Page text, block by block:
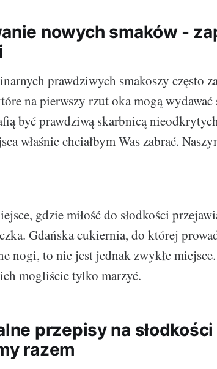
nowych smaków -
prawdziwych smakoszy często
na pierwszy rzut oka mogą wydawać
być prawdziwą skarbnicą
właśnie chciałbym Was zabrać.
gdzie miłość do słodkości
Gdańska cukiernia, do której
nogi, to nie jest jednak zwykłe
mogliście tylko marzyć.
przepisy na
razem